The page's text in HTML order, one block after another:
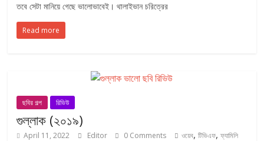
তবে সেটা মানিয়ে গেছে ভালোভাবেই। থালাইভান চরিত্রের
Read more
ছবির গল্প রিভিউ
গুল্লাক (২০১৯)
April 11, 2022 Editor 0 Comments ওয়েব,টিভিএফ,ফ্যামিলি